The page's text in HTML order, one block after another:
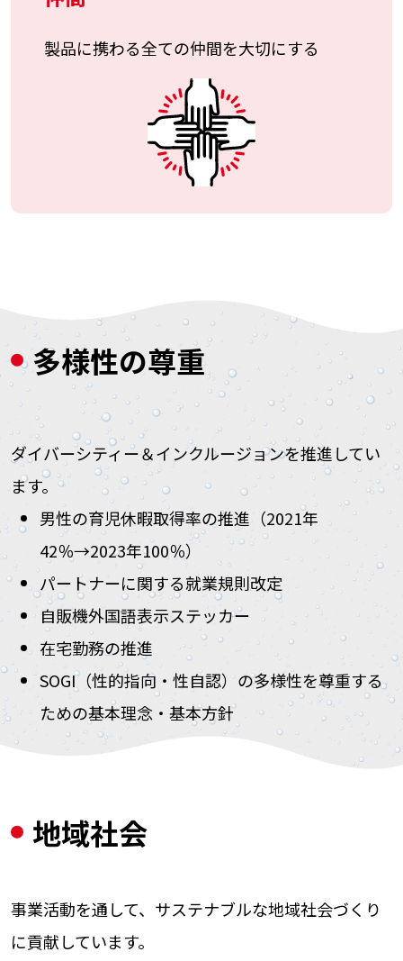
製品に携わる全ての仲間を大切にする
多様性の尊重
ダイバーシティー＆インクルージョンを推進してい
ます。
男性の育児休暇取得率の推進（2021年
42％→2023年100％）
パートナーに関する就業規則改定
自販機外国語表示ステッカー
在宅勤務の推進
SOGI（性的指向・性自認）の多様性を尊重する
ための基本理念・基本方針
地域社会
事業活動を通して、サステナブルな地域社会づくり
に貢献しています。